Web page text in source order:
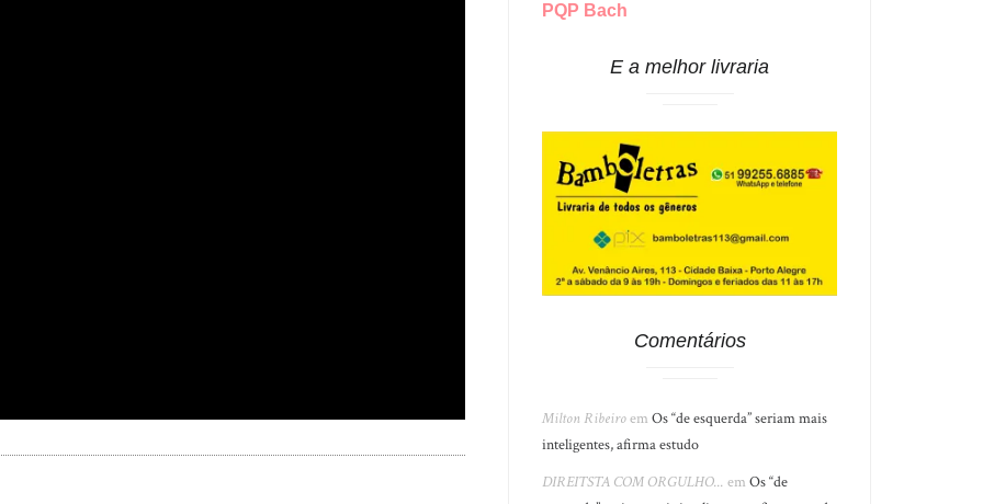
PQP Bach
E a melhor livraria
Comentários
Milton RibeiroemOs “de esquerda” seriam mais
inteligentes, afirma estudo
DIREITSTA COM ORGULHO... emOs “de